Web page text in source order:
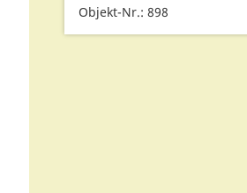
Objekt-Nr.: 898